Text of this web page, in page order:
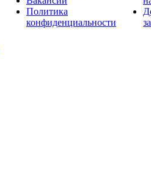
Политика
конфиденциальности